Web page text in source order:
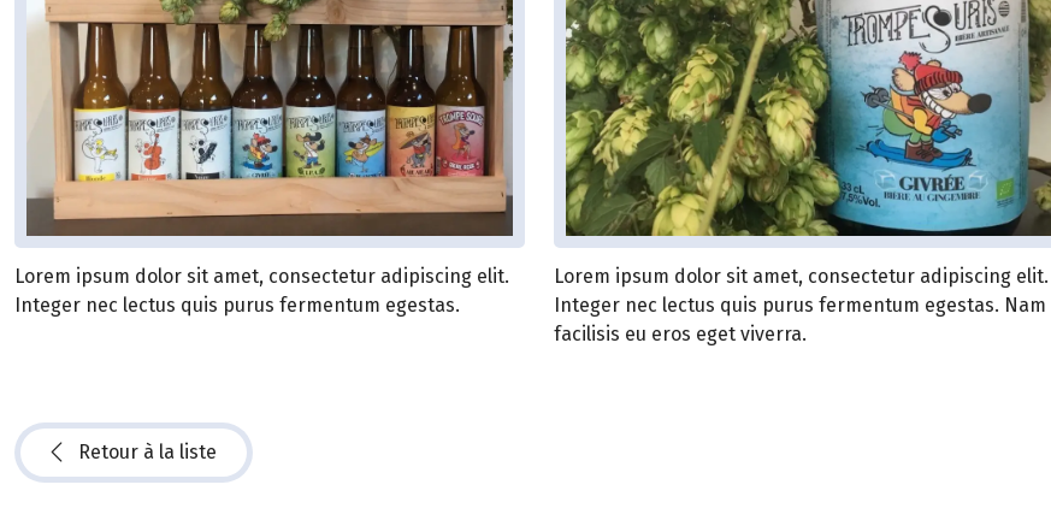
Lorem ipsum dolor sit amet, consectetur adipiscing elit.
Integer nec lectus quis purus fermentum egestas.
Lorem ipsum dolor sit amet, consectetur adipiscing elit.
Integer nec lectus quis purus fermentum egestas. Nam
facilisis eu eros eget viverra.
Retour à la liste